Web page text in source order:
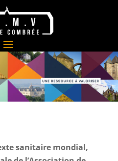
sanitaire mondial,